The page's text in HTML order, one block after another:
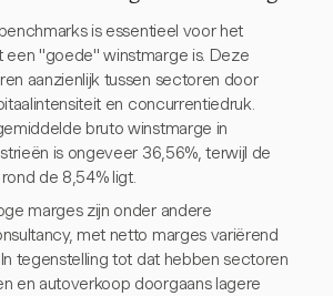
is essentieel voor het
een "goede" winstmarge is. Deze
aanzienlijk tussen sectoren door
en concurrentiedruk.
bruto winstmarge in
is ongeveer 36,56%, terwijl de
de 8,54% ligt.
marges zijn onder andere
met netto marges variërend
tegenstelling tot dat hebben sectoren
en autoverkoop doorgaans lagere